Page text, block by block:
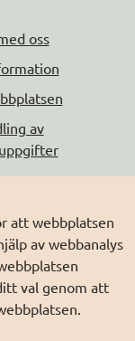
att webbplatsen
av webbanalys
val genom att
oss
av
dataportal
Connect